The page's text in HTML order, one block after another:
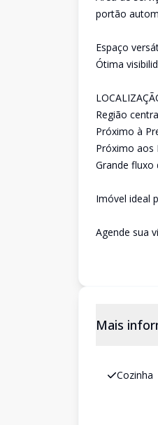
portão
Espaço
Ótima
Região
Próximo à
Próximo aos
Grande fluxo
Imóvel ideal
Agende sua
Mais
Cozinha